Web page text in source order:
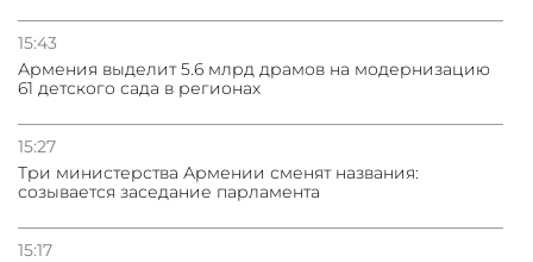
15:43
Армения выделит 5.6 млрд драмов на модернизацию
61 детского сада в регионах
15:27
Три министерства Армении сменят названия:
созывается заседание парламента
15:17